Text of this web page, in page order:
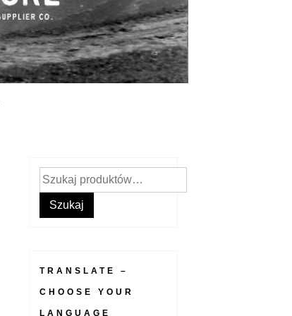
Szukaj:
Szukaj
TRANSLATE –
CHOOSE YOUR
LANGUAGE